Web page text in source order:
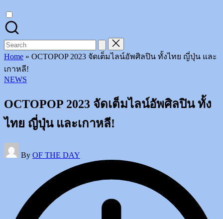
Search
for:
Home » OCTOPOP 2023 จัดเต็มไลน์อัพศิลปิน ทั้งไทย ญี่ปุ่น และ
เกาหลี!
Posted
NEWS
OCTOPOP 2023 จัดเต็มไลน์อัพศิลปิน ทั้ง
ไทย ญี่ปุ่น และเกาหลี!
Posted
by
By OF THE DAY